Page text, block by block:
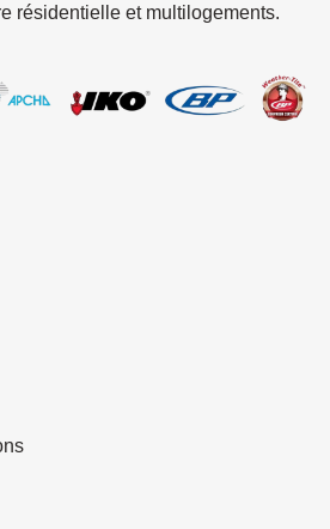
résidentielle et multilogements.